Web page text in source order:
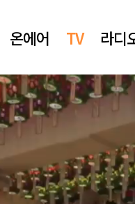
온에어 TV 라디